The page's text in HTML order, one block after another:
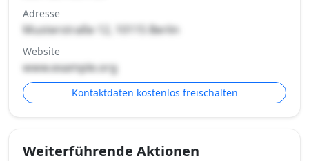
Adresse
Musterstraße 12, 10115 Berlin
Website
www.example.org
Kontaktdaten kostenlos freischalten
Weiterführende Aktionen